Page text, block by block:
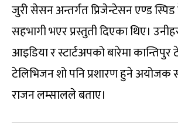
जुरी सेसन अन्तर्गत प्रिजेन्टेसन एण्ड
सहभागी भएर प्रस्तुती दिएका थिए।
आइडिया र स्टार्टअपको बारेमा
टेलिभिजन शो पनि प्रशारण हुने अयोजक
राजन लम्सालले बताए।